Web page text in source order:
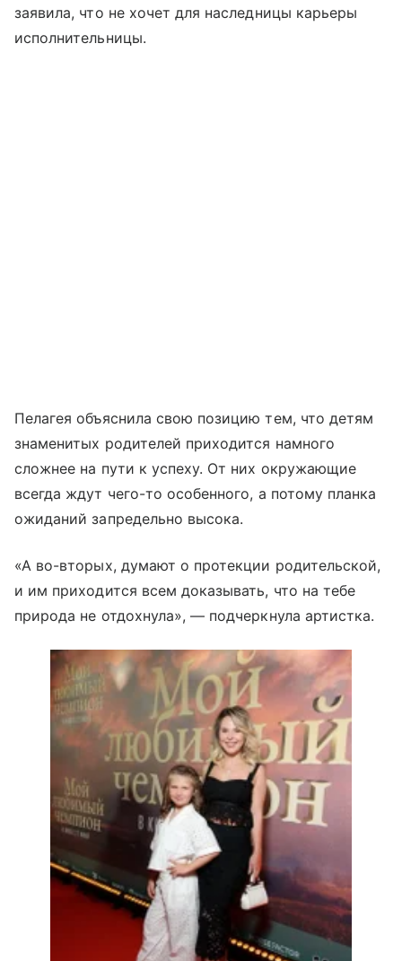
заявила, что не хочет для наследницы карьеры
исполнительницы.
Пелагея объяснила свою позицию тем, что детям
знаменитых родителей приходится намного
сложнее на пути к успеху. От них окружающие
всегда ждут чего-то особенного, а потому планка
ожиданий запредельно высока.
«А во-вторых, думают о протекции родительской,
и им приходится всем доказывать, что на тебе
природа не отдохнула», — подчеркнула артистка.